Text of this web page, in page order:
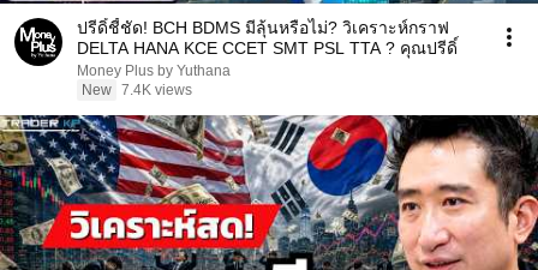
ปรีดิ์ชี้ชัด! BCH BDMS มีลุ้นหรือไม่? วิเคราะห์กราฟ
DELTA HANA KCE CCET SMT PSL TTA ? คุณปรีดิ์
Money Plus by Yuthana
New 7.4K views